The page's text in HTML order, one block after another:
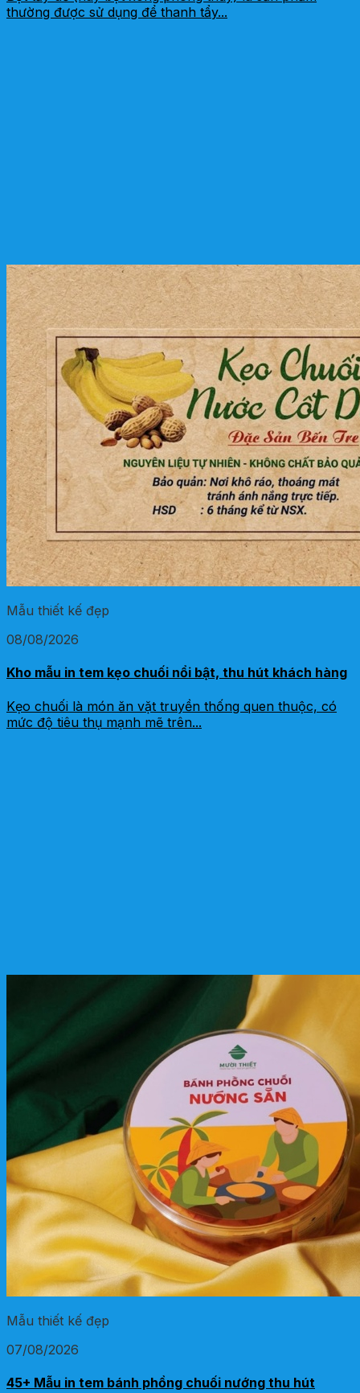
thường được sử dụng để thanh tẩy...
Mẫu thiết kế đẹp
08/08/2026
Kho mẫu in tem kẹo chuối nổi bật, thu hút khách hàng
Kẹo chuối là món ăn vặt truyền thống quen thuộc, có
mức độ tiêu thụ mạnh mẽ trên...
Mẫu thiết kế đẹp
07/08/2026
45+ Mẫu in tem bánh phồng chuối nướng thu hút